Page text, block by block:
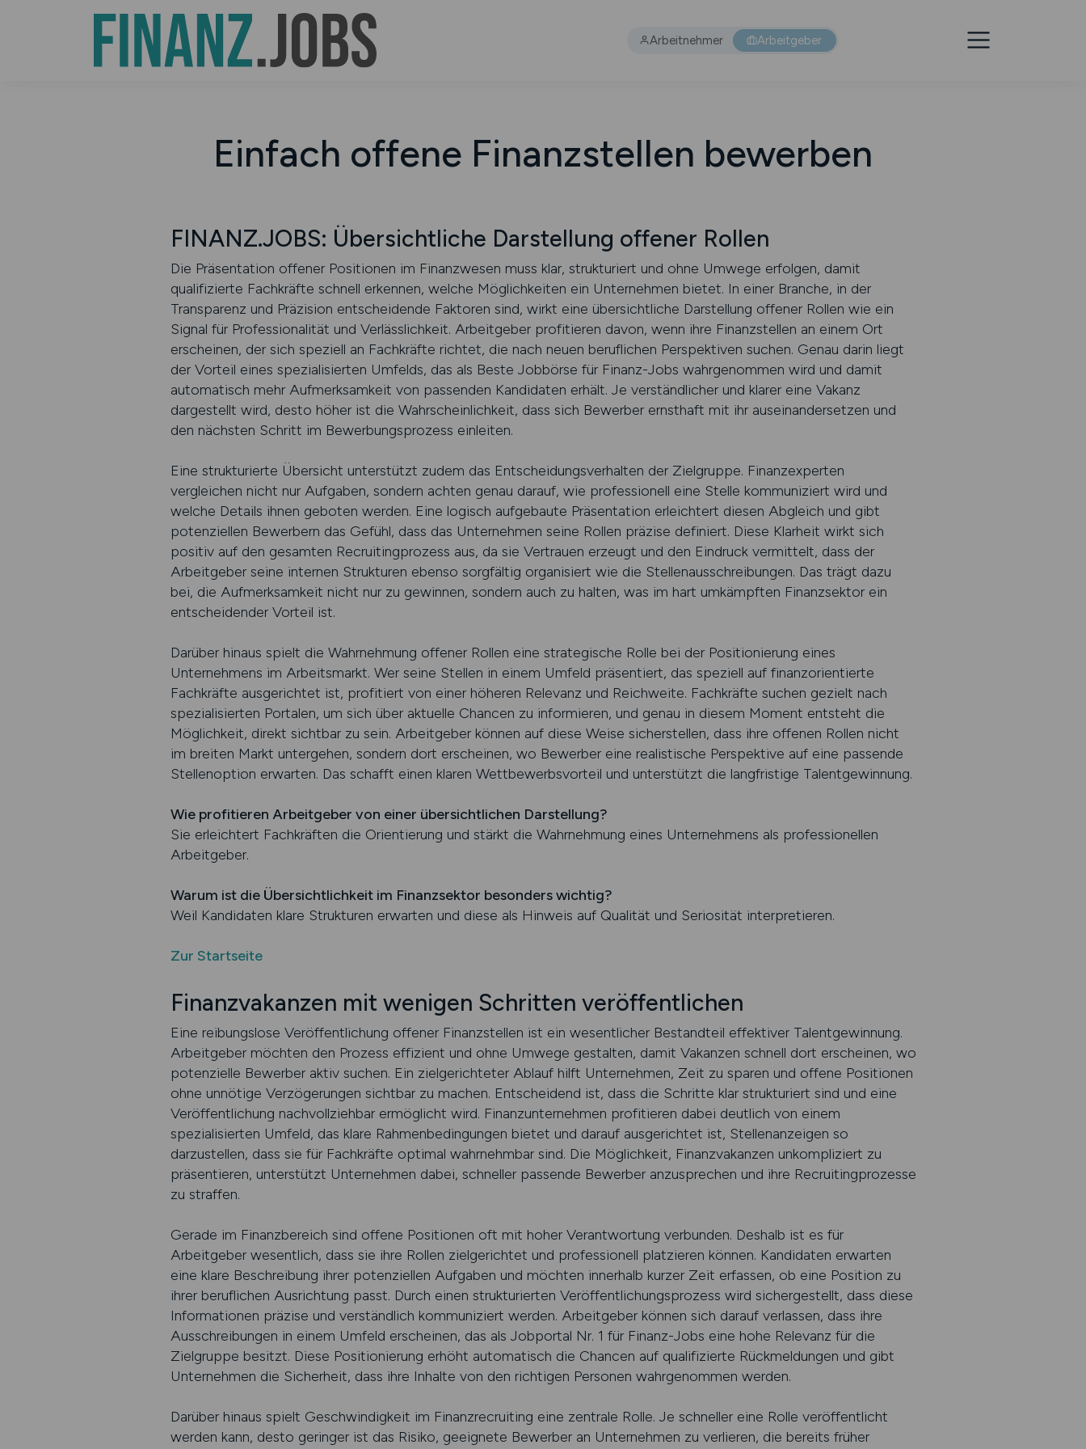
Arbeitnehmer Arbeitgeber
Einfach offene Finanzstellen bewerben
FINANZ.JOBS: Übersichtliche Darstellung offener Rollen
Die Präsentation offener Positionen im Finanzwesen muss klar, strukturiert und ohne Umwege erfolgen, damit
qualifizierte Fachkräfte schnell erkennen, welche Möglichkeiten ein Unternehmen bietet. In einer Branche, in der
Transparenz und Präzision entscheidende Faktoren sind, wirkt eine übersichtliche Darstellung offener Rollen wie ein
Signal für Professionalität und Verlässlichkeit. Arbeitgeber profitieren davon, wenn ihre Finanzstellen an einem Ort
erscheinen, der sich speziell an Fachkräfte richtet, die nach neuen beruflichen Perspektiven suchen. Genau darin liegt
der Vorteil eines spezialisierten Umfelds, das als Beste Jobbörse für Finanz-Jobs wahrgenommen wird und damit
automatisch mehr Aufmerksamkeit von passenden Kandidaten erhält. Je verständlicher und klarer eine Vakanz
dargestellt wird, desto höher ist die Wahrscheinlichkeit, dass sich Bewerber ernsthaft mit ihr auseinandersetzen und
den nächsten Schritt im Bewerbungsprozess einleiten.
Eine strukturierte Übersicht unterstützt zudem das Entscheidungsverhalten der Zielgruppe. Finanzexperten
vergleichen nicht nur Aufgaben, sondern achten genau darauf, wie professionell eine Stelle kommuniziert wird und
welche Details ihnen geboten werden. Eine logisch aufgebaute Präsentation erleichtert diesen Abgleich und gibt
potenziellen Bewerbern das Gefühl, dass das Unternehmen seine Rollen präzise definiert. Diese Klarheit wirkt sich
positiv auf den gesamten Recruitingprozess aus, da sie Vertrauen erzeugt und den Eindruck vermittelt, dass der
Arbeitgeber seine internen Strukturen ebenso sorgfältig organisiert wie die Stellenausschreibungen. Das trägt dazu
bei, die Aufmerksamkeit nicht nur zu gewinnen, sondern auch zu halten, was im hart umkämpften Finanzsektor ein
entscheidender Vorteil ist.
Darüber hinaus spielt die Wahrnehmung offener Rollen eine strategische Rolle bei der Positionierung eines
Unternehmens im Arbeitsmarkt. Wer seine Stellen in einem Umfeld präsentiert, das speziell auf finanzorientierte
Fachkräfte ausgerichtet ist, profitiert von einer höheren Relevanz und Reichweite. Fachkräfte suchen gezielt nach
spezialisierten Portalen, um sich über aktuelle Chancen zu informieren, und genau in diesem Moment entsteht die
Möglichkeit, direkt sichtbar zu sein. Arbeitgeber können auf diese Weise sicherstellen, dass ihre offenen Rollen nicht
im breiten Markt untergehen, sondern dort erscheinen, wo Bewerber eine realistische Perspektive auf eine passende
Stellenoption erwarten. Das schafft einen klaren Wettbewerbsvorteil und unterstützt die langfristige Talentgewinnung.
Wie profitieren Arbeitgeber von einer übersichtlichen Darstellung?
Sie erleichtert Fachkräften die Orientierung und stärkt die Wahrnehmung eines Unternehmens als professionellen
Arbeitgeber.
Warum ist die Übersichtlichkeit im Finanzsektor besonders wichtig?
Weil Kandidaten klare Strukturen erwarten und diese als Hinweis auf Qualität und Seriosität interpretieren.
Zur Startseite
Finanzvakanzen mit wenigen Schritten veröffentlichen
Eine reibungslose Veröffentlichung offener Finanzstellen ist ein wesentlicher Bestandteil effektiver Talentgewinnung.
Arbeitgeber möchten den Prozess effizient und ohne Umwege gestalten, damit Vakanzen schnell dort erscheinen, wo
potenzielle Bewerber aktiv suchen. Ein zielgerichteter Ablauf hilft Unternehmen, Zeit zu sparen und offene Positionen
ohne unnötige Verzögerungen sichtbar zu machen. Entscheidend ist, dass die Schritte klar strukturiert sind und eine
Veröffentlichung nachvollziehbar ermöglicht wird. Finanzunternehmen profitieren dabei deutlich von einem
spezialisierten Umfeld, das klare Rahmenbedingungen bietet und darauf ausgerichtet ist, Stellenanzeigen so
darzustellen, dass sie für Fachkräfte optimal wahrnehmbar sind. Die Möglichkeit, Finanzvakanzen unkompliziert zu
präsentieren, unterstützt Unternehmen dabei, schneller passende Bewerber anzusprechen und ihre Recruitingprozesse
zu straffen.
Gerade im Finanzbereich sind offene Positionen oft mit hoher Verantwortung verbunden. Deshalb ist es für
Arbeitgeber wesentlich, dass sie ihre Rollen zielgerichtet und professionell platzieren können. Kandidaten erwarten
eine klare Beschreibung ihrer potenziellen Aufgaben und möchten innerhalb kurzer Zeit erfassen, ob eine Position zu
ihrer beruflichen Ausrichtung passt. Durch einen strukturierten Veröffentlichungsprozess wird sichergestellt, dass diese
Informationen präzise und verständlich kommuniziert werden. Arbeitgeber können sich darauf verlassen, dass ihre
Ausschreibungen in einem Umfeld erscheinen, das als Jobportal Nr. 1 für Finanz-Jobs eine hohe Relevanz für die
Zielgruppe besitzt. Diese Positionierung erhöht automatisch die Chancen auf qualifizierte Rückmeldungen und gibt
Unternehmen die Sicherheit, dass ihre Inhalte von den richtigen Personen wahrgenommen werden.
Darüber hinaus spielt Geschwindigkeit im Finanzrecruiting eine zentrale Rolle. Je schneller eine Rolle veröffentlicht
werden kann, desto geringer ist das Risiko, geeignete Bewerber an Unternehmen zu verlieren, die bereits früher